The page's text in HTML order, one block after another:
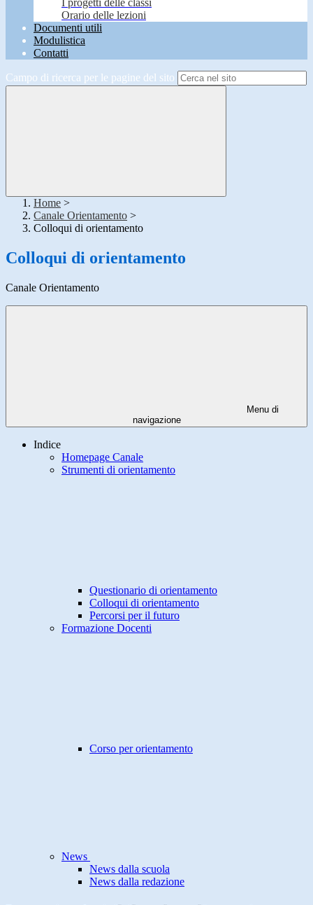
I progetti delle classi
Orario delle lezioni
Documenti utili
Modulistica
Contatti
Campo di ricerca per le pagine del sito
Home >
Canale Orientamento >
Colloqui di orientamento
Colloqui di orientamento
Canale Orientamento
Menu di
navigazione
Indice
Homepage Canale
Strumenti di orientamento
Questionario di orientamento
Colloqui di orientamento
Percorsi per il futuro
Formazione Docenti
Corso per orientamento
News
News dalla scuola
News dalla redazione